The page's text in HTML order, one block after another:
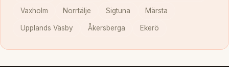
Vaxholm Norrtälje Sigtuna Märsta
Upplands Väsby Åkersberga Ekerö